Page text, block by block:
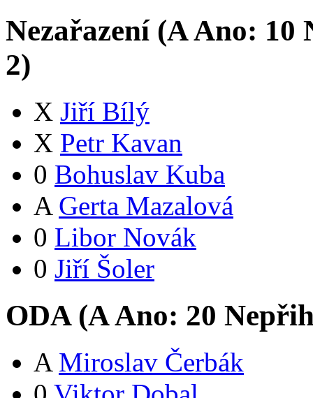
Nezařazení (AAno: 10
2)
X Jiří Bílý
X Petr Kavan
0 Bohuslav Kuba
A Gerta Mazalová
0 Libor Novák
0 Jiří Šoler
ODA (AAno: 20
A Miroslav Čerbák